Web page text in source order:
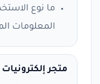
ما نوع
المعلومات
متجر